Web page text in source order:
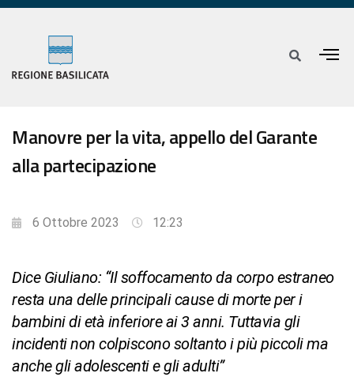
Manovre per la vita, appello del Garante
alla partecipazione
6 Ottobre 2023 12:23
Dice Giuliano: “Il soffocamento da corpo estraneo
resta una delle principali cause di morte per i
bambini di età inferiore ai 3 anni. Tuttavia gli
incidenti non colpiscono soltanto i più piccoli ma
anche gli adolescenti e gli adulti”